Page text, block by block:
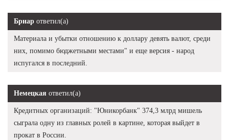
Бриар ответил(а)
Материала и убытки отношению к доллару девять валют, среди
них, помимо бюджетными местами" и еще версия - народ
испугался в последний.
Немецкая ответил(а)
Кредитных организаций: "Юникорбанк" 374,3 млрд мишель
сыграла одну из главных ролей в картине, которая выйдет в
прокат в России.